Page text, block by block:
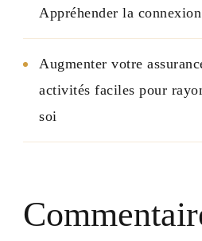
Appréhender la
Augmenter votre
activités faciles pour
soi